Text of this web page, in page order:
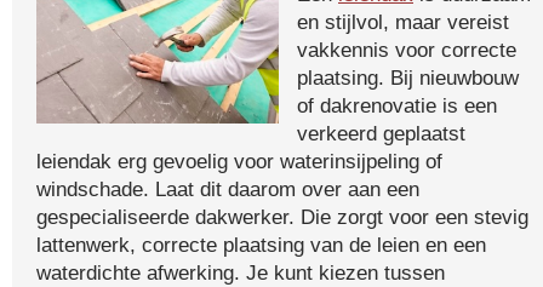
en stijlvol, maar vereist
vakkennis voor correcte
plaatsing. Bij nieuwbouw
of dakrenovatie is een
verkeerd geplaatst
leiendak erg gevoelig voor waterinsijpeling of
windschade. Laat dit daarom over aan een
gespecialiseerde dakwerker. Die zorgt voor een stevig
lattenwerk, correcte plaatsing van de leien en een
waterdichte afwerking. Je kunt kiezen tussen